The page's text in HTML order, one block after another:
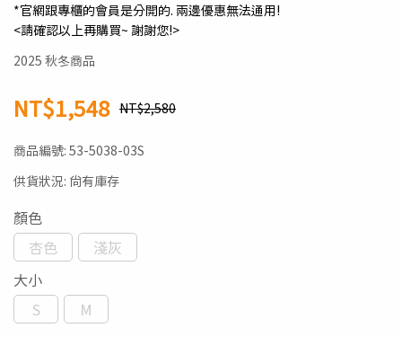
*官網跟專櫃的會員是分開的. 兩邊優惠無法通用!
<請確認以上再購買~ 謝謝您!>
2025 秋冬商品
NT$1,548 NT$2,580
商品編號: 53-5038-03S
供貨狀況: 尚有庫存
顏色
杏色
淺灰
大小
S
M